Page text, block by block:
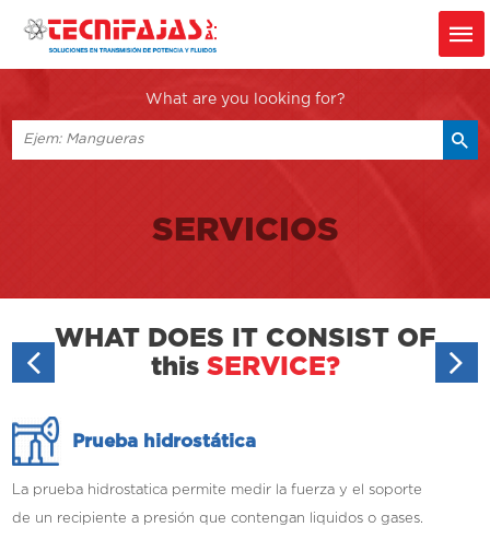
What are you looking for?
SERVICIOS
WHAT DOES IT CONSIST OF
this SERVICE?
Prueba hidrostática
La prueba hidrostatica permite medir la fuerza y el soporte
de un recipiente a presión que contengan liquidos o gases.